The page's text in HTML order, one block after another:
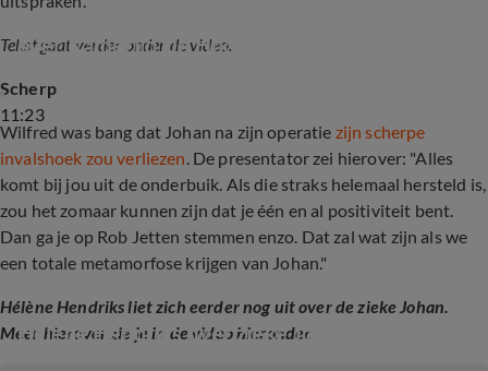
Tekst gaat verder onder de video.
11:23
Aangifte tegen Johan Derksen om uitspraak
over Kamerlid De Hoop
Scherp
Wilfred was bang dat Johan na zijn operatie zijn scherpe
invalshoek zou verliezen. De presentator zei hierover: "Alles
komt bij jou uit de onderbuik. Als die straks helemaal hersteld is,
zou het zomaar kunnen zijn dat je één en al positiviteit bent.
Dan ga je op Rob Jetten stemmen enzo. Dat zal wat zijn als we
een totale metamorfose krijgen van Johan."
Hélène Hendriks liet zich eerder nog uit over de zieke Johan.
Meer hierover zie je in de video hieronder.
Hélène Hendriks over zieke Johan Derksen